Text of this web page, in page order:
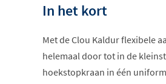
In het kort
Met de Clou Kaldur flexibele
helemaal door tot in de
hoekstopkraan in één